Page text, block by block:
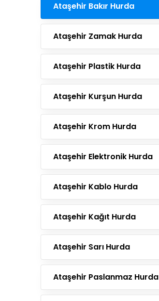
Ataşehir Bakır Hurda
Ataşehir Zamak Hurda
Ataşehir Plastik Hurda
Ataşehir Kurşun Hurda
Ataşehir Krom Hurda
Ataşehir Elektronik Hurda
Ataşehir Kablo Hurda
Ataşehir Kağıt Hurda
Ataşehir Sarı Hurda
Ataşehir Paslanmaz Hurda